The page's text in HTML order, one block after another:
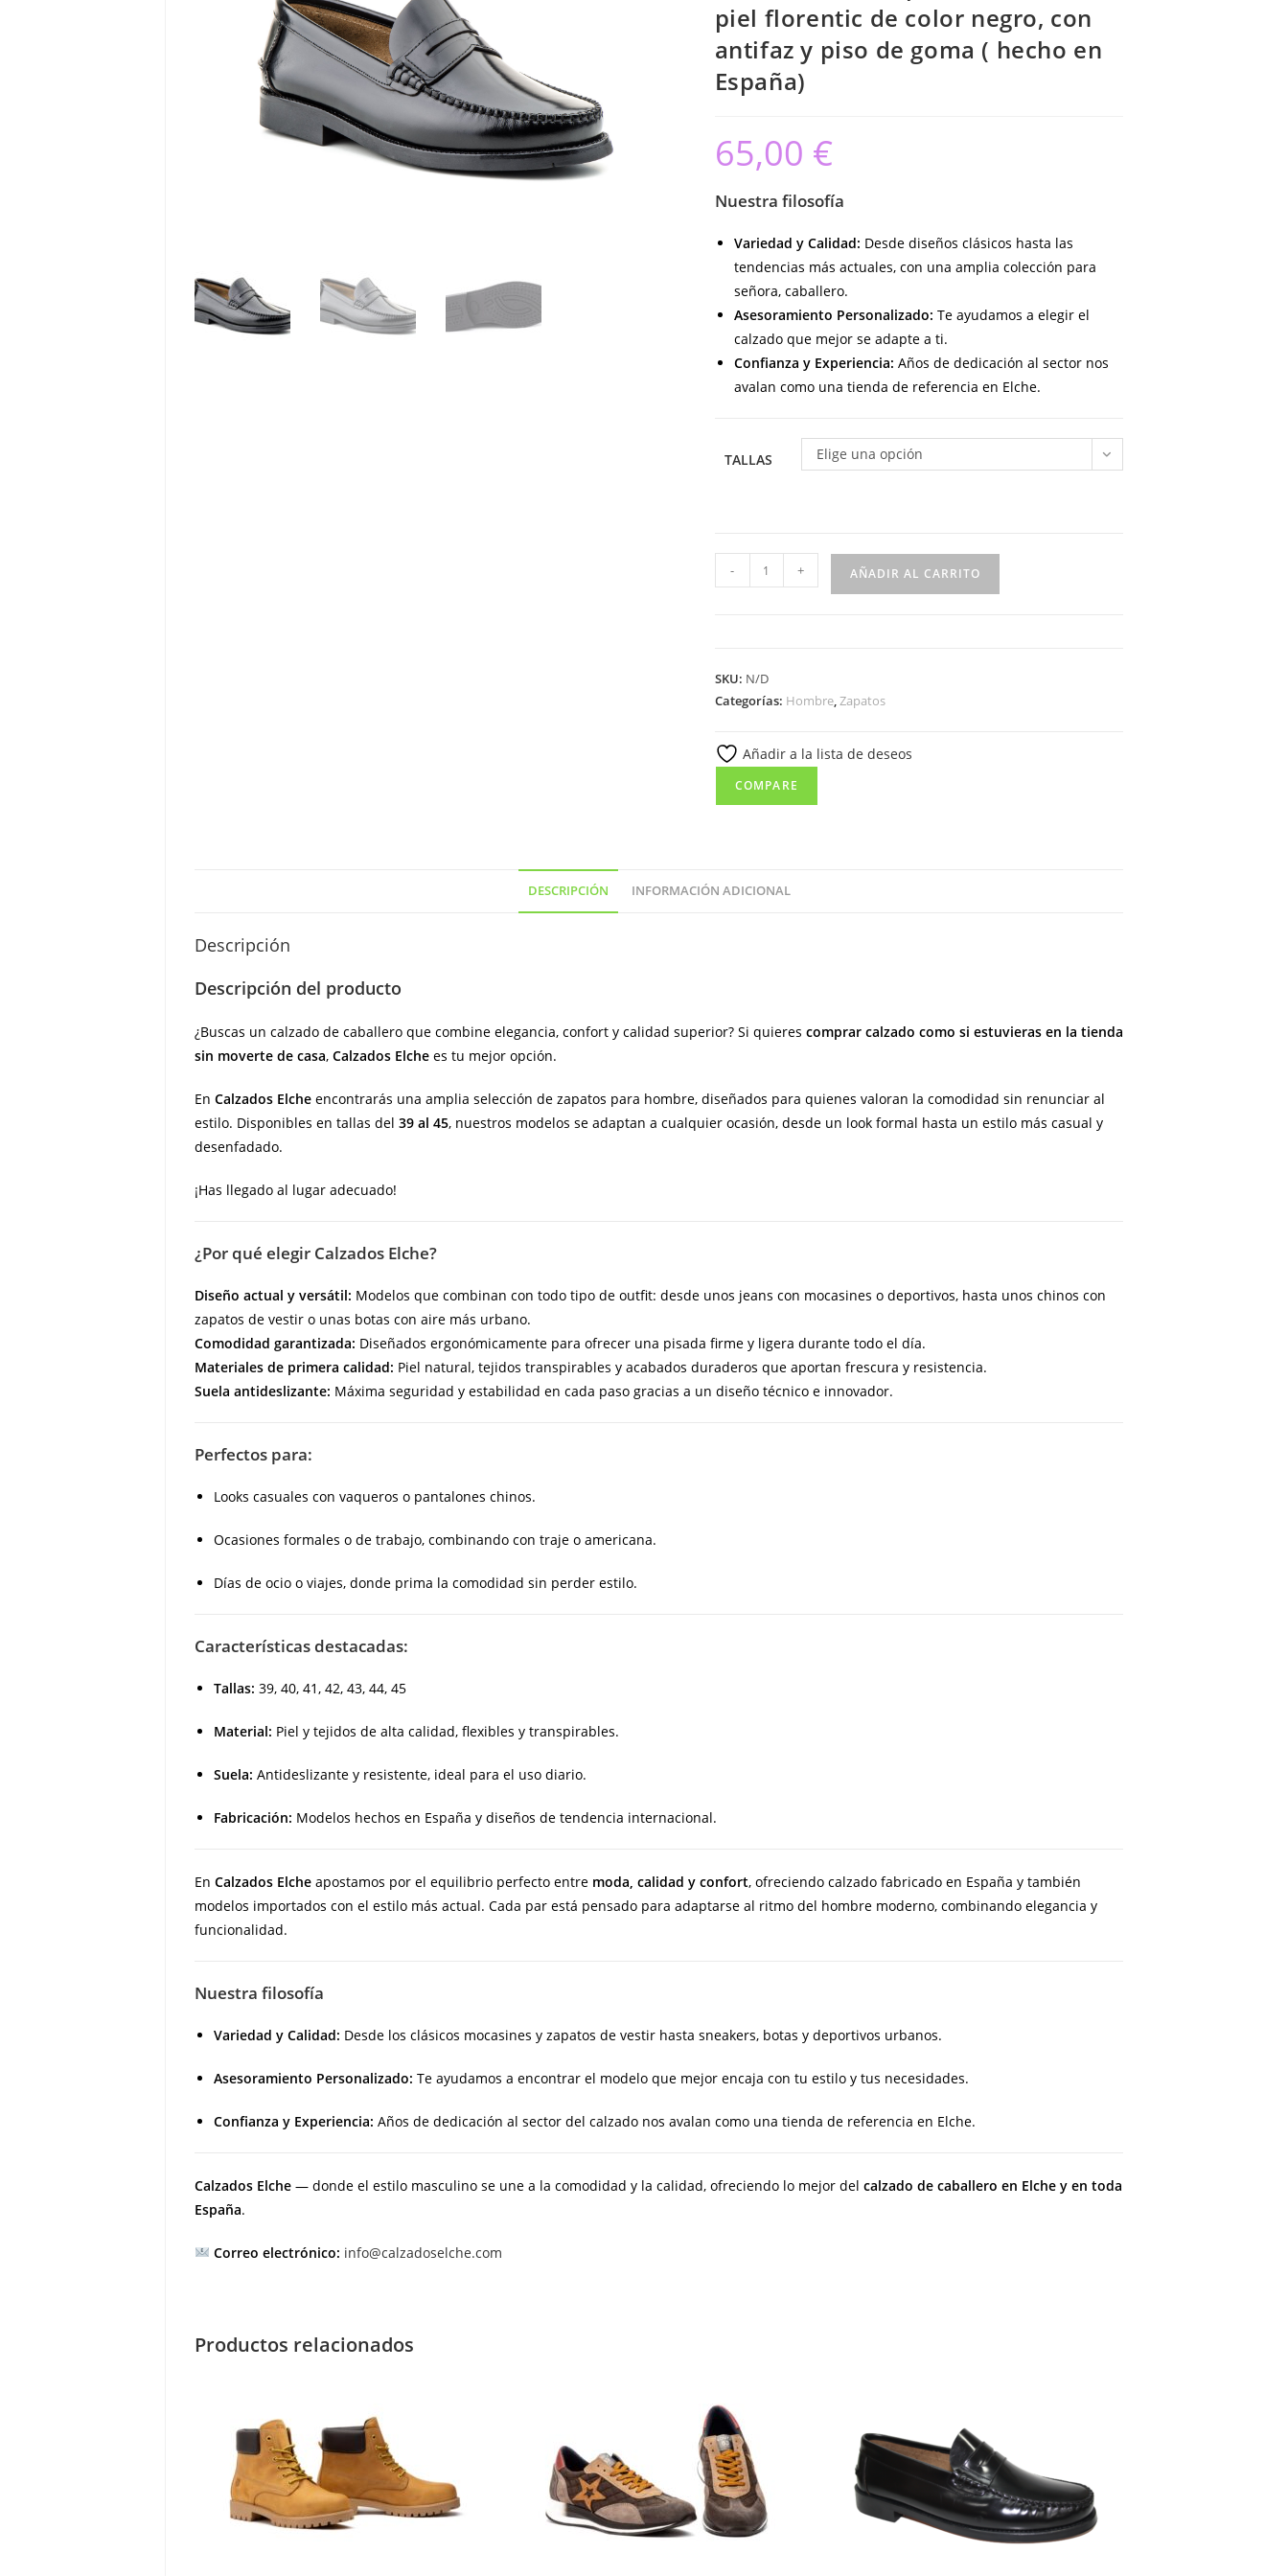
piel florentic de color negro, con
antifaz y piso de goma ( hecho en
España)
65,00 €
Nuestra filosofía
Variedad y Calidad: Desde diseños clásicos hasta las
tendencias más actuales, con una amplia colección para
señora, caballero.
Asesoramiento Personalizado: Te ayudamos a elegir el
calzado que mejor se adapte a ti.
Confianza y Experiencia: Años de dedicación al sector nos
avalan como una tienda de referencia en Elche.
TALLAS Elige una opción
Castellano
piel
florentic
color
negro,
con
de
cantidad
- + AÑADIR AL CARRITO
SKU: N/D
Categorías: Hombre,Zapatos
Añadir a la lista de deseos
COMPARE
DESCRIPCIÓN INFORMACIÓN ADICIONAL
Descripción
Descripción del producto
¿Buscas un calzado de caballero que combine elegancia, confort y calidad superior? Si quieres comprar calzado como si estuvieras en la tienda
sin moverte de casa, Calzados Elche es tu mejor opción.
En Calzados Elche encontrarás una amplia selección de zapatos para hombre, diseñados para quienes valoran la comodidad sin renunciar al
estilo. Disponibles en tallas del 39 al 45, nuestros modelos se adaptan a cualquier ocasión, desde un look formal hasta un estilo más casual y
desenfadado.
¡Has llegado al lugar adecuado!
¿Por qué elegir Calzados Elche?
Diseño actual y versátil: Modelos que combinan con todo tipo de outfit: desde unos jeans con mocasines o deportivos, hasta unos chinos con
zapatos de vestir o unas botas con aire más urbano.
Comodidad garantizada: Diseñados ergonómicamente para ofrecer una pisada firme y ligera durante todo el día.
Materiales de primera calidad: Piel natural, tejidos transpirables y acabados duraderos que aportan frescura y resistencia.
Suela antideslizante: Máxima seguridad y estabilidad en cada paso gracias a un diseño técnico e innovador.
Perfectos para:
Looks casuales con vaqueros o pantalones chinos.
Ocasiones formales o de trabajo, combinando con traje o americana.
Días de ocio o viajes, donde prima la comodidad sin perder estilo.
Características destacadas:
Tallas: 39, 40, 41, 42, 43, 44, 45
Material: Piel y tejidos de alta calidad, flexibles y transpirables.
Suela: Antideslizante y resistente, ideal para el uso diario.
Fabricación: Modelos hechos en España y diseños de tendencia internacional.
En Calzados Elche apostamos por el equilibrio perfecto entre moda, calidad y confort, ofreciendo calzado fabricado en España y también
modelos importados con el estilo más actual. Cada par está pensado para adaptarse al ritmo del hombre moderno, combinando elegancia y
funcionalidad.
Nuestra filosofía
Variedad y Calidad: Desde los clásicos mocasines y zapatos de vestir hasta sneakers, botas y deportivos urbanos.
Asesoramiento Personalizado: Te ayudamos a encontrar el modelo que mejor encaja con tu estilo y tus necesidades.
Confianza y Experiencia: Años de dedicación al sector del calzado nos avalan como una tienda de referencia en Elche.
Calzados Elche — donde el estilo masculino se une a la comodidad y la calidad, ofreciendo lo mejor del calzado de caballero en Elche y en toda
España.
Correo electrónico: info@calzadoselche.com
Productos relacionados